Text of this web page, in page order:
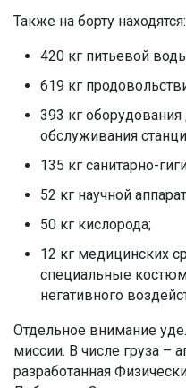
Также на борту находятся:
420 кг питьевой
619 кг
393 кг
обслуживания
135 кг санитарно-
52 кг научной
50 кг кислорода;
12 кг медицинских
специальные
негативного
Отдельное внимание
миссии. В числе груза –
разработанная